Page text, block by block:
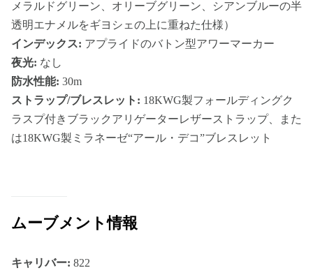
メラルドグリーン、オリーブグリーン、シアンブルーの半
透明エナメルをギヨシェの上に重ねた仕様）
インデックス: アプライドのバトン型アワーマーカー
夜光: なし
防水性能: 30m
ストラップ/ブレスレット: 18KWG製フォールディングク
ラスプ付きブラックアリゲーターレザーストラップ、また
は18KWG製ミラネーゼ“アール・デコ”ブレスレット
ムーブメント情報
キャリバー: 822